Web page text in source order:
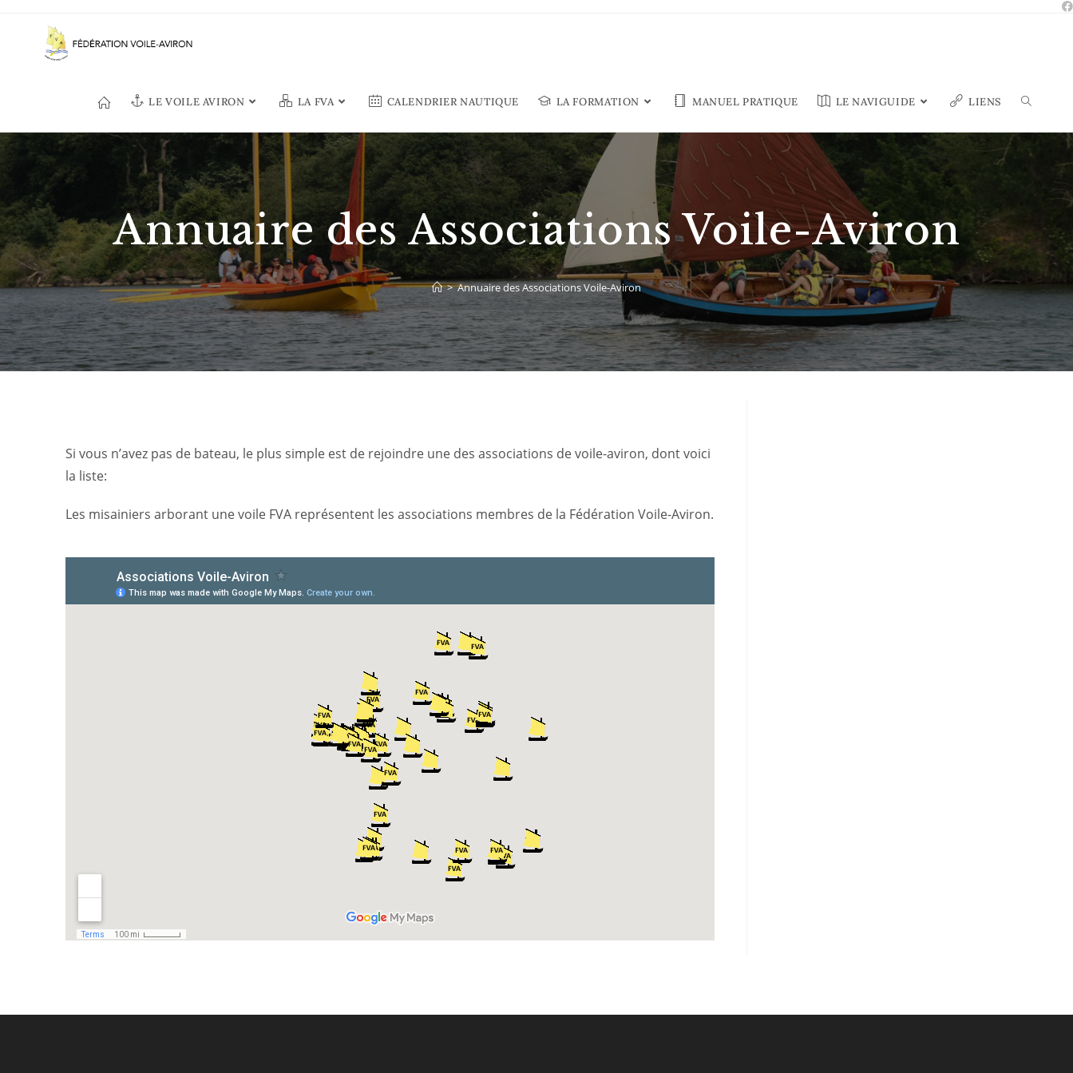
LE VOILE AVIRON LA FVA CALENDRIER NAUTIQUE LA FORMATION MANUEL PRATIQUE LE NAVIGUIDE LIENS
Annuaire des Associations Voile-Aviron
> Annuaire des Associations Voile-Aviron
Si vous n’avez pas de bateau, le plus simple est de rejoindre une des associations de voile-aviron, dont voici
la liste:
Les misainiers arborant une voile FVA représentent les associations membres de la Fédération Voile-Aviron.